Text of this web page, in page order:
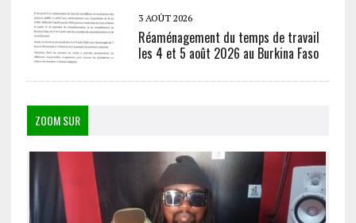
3 AOÛT 2026
Réaménagement du temps de travail
les 4 et 5 août 2026 au Burkina Faso
ZOOM SUR